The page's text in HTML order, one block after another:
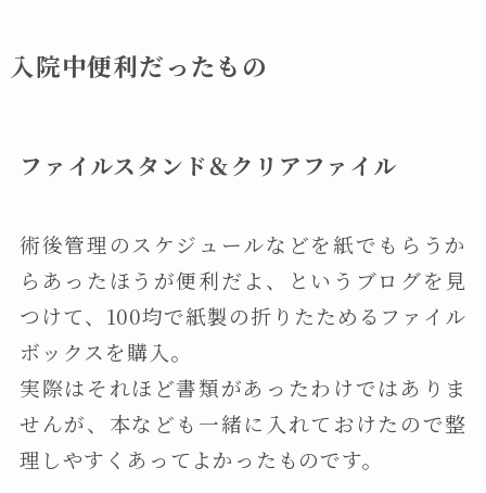
入院中便利だったもの
ファイルスタンド＆クリアファイル
術後管理のスケジュールなどを紙でもらうか
らあったほうが便利だよ、というブログを見
つけて、100均で紙製の折りたためるファイル
ボックスを購入。
実際はそれほど書類があったわけではありま
せんが、本なども一緒に入れておけたので整
理しやすくあってよかったものです。